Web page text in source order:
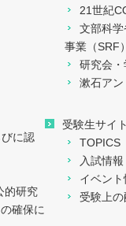
に認
的研究
確保に
21世紀
文部科
事業（SRF）
研究会
漱石アン
受験生サイト
TOPICS
入試情報
イベント
受験上